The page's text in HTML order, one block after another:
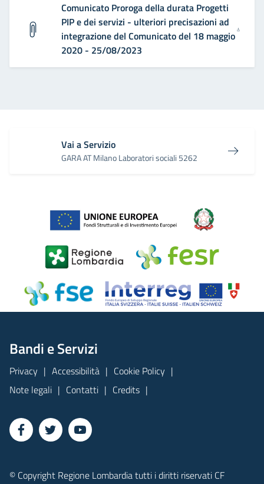
Comunicato Proroga della durata Progetti
PIP e dei servizi - ulteriori precisazioni ad
integrazione del Comunicato del 18 maggio
2020 - 25/08/2023
Vai a Servizio
GARA AT Milano Laboratori sociali 5262
Bandi e Servizi
Privacy Accessibilità
Cookie Policy
Note legali
Contatti Credits
© Copyright Regione Lombardia tutti i diritti riservati CF